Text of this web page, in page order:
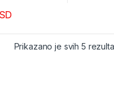
Prikazano je svih 5